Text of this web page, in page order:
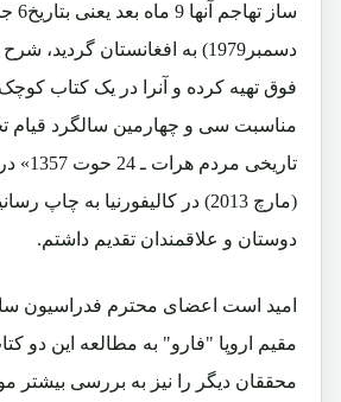
دسمبر1979) به افغانستان
مناسبت سی و چهارمین سالگرد قیام
(مارچ 2013) در کالیفورنیا به چاپ
دوستان و علاقمندان تقدیم داشتم.
امید است اعضای محترم فدراسیون
مقیم اروپا "فارو" به مطالعه این دو
محققان دیگر را نیز به بررسی بیشتر